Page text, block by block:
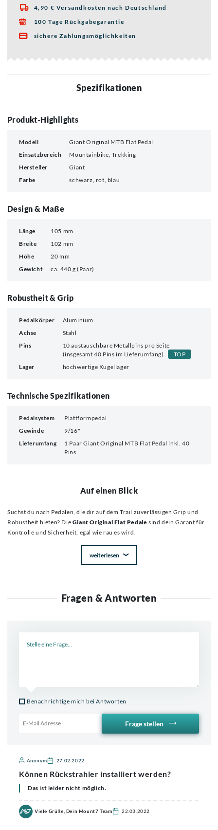
 4,90 € Versandkosten nach Deutschland
 100 Tage Rückgabegarantie
 sichere Zahlungsmöglichkeiten
Spezifikationen
Produkt-Highlights
Modell
Giant Original MTB Flat Pedal
Einsatzbereich
Mountainbike, Trekking
Hersteller
Giant
Farbe
schwarz, rot, blau
Design & Maße
Länge
105 mm
Breite
102 mm
Höhe
20 mm
Gewicht
ca. 440 g (Paar)
Robustheit & Grip
Pedalkörper
Aluminium
Achse
Stahl
Pins
10 austauschbare Metallpins pro Seite
(insgesamt 40 Pins im Lieferumfang)
TOP
Lager
hochwertige Kugellager
Technische Spezifikationen
Pedalsystem
Plattformpedal
Gewinde
9/16"
Lieferumfang
1 Paar Giant Original MTB Flat Pedal inkl. 40
Pins
Auf einen Blick
Suchst du nach Pedalen, die dir auf dem Trail zuverlässigen Grip und
Robustheit bieten? Die Giant Original Flat Pedale sind dein Garant für
Kontrolle und Sicherheit, egal wie rau es wird.
weiterlesen
Fragen & Antworten
Benachrichtige mich bei Antworten
Frage stellen
Anonym 27.02.2022
Können Rückstrahler installiert werden?
Das ist leider nicht möglich.
Viele Grüße, Dein Mount7 Team 22.03.2022